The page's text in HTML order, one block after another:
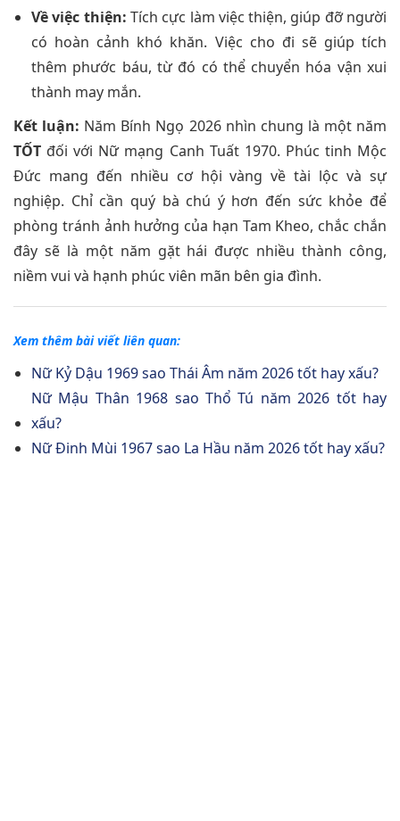
Về việc thiện: Tích cực làm việc thiện, giúp đỡ người
có hoàn cảnh khó khăn. Việc cho đi sẽ giúp tích
thêm phước báu, từ đó có thể chuyển hóa vận xui
thành may mắn.
Kết luận: Năm Bính Ngọ 2026 nhìn chung là một năm
TỐT đối với Nữ mạng Canh Tuất 1970. Phúc tinh Mộc
Đức mang đến nhiều cơ hội vàng về tài lộc và sự
nghiệp. Chỉ cần quý bà chú ý hơn đến sức khỏe để
phòng tránh ảnh hưởng của hạn Tam Kheo, chắc chắn
đây sẽ là một năm gặt hái được nhiều thành công,
niềm vui và hạnh phúc viên mãn bên gia đình.
Xem thêm bài viết liên quan:
Nữ Kỷ Dậu 1969 sao Thái Âm năm 2026 tốt hay xấu?
Nữ Mậu Thân 1968 sao Thổ Tú năm 2026 tốt hay
xấu?
Nữ Đinh Mùi 1967 sao La Hầu năm 2026 tốt hay xấu?